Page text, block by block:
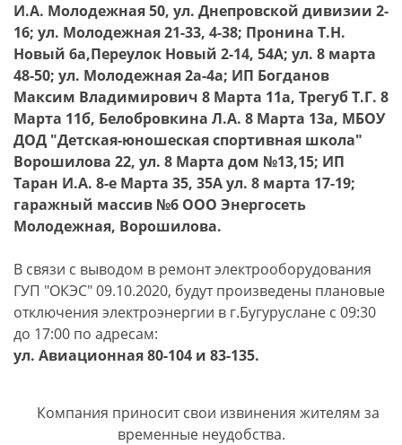
И.А. Молодежная 50, ул. Днепровской дивизии 2-
16; ул. Молодежная 21-33, 4-38; Пронина Т.Н.
Новый 6а,Переулок Новый 2-14, 54А; ул. 8 марта
48-50; ул. Молодежная 2а-4а; ИП Богданов
Максим Владимирович 8 Марта 11а, Трегуб Т.Г. 8
Марта 11б, Белобровкина Л.А. 8 Марта 13а, МБОУ
ДОД "Детская-юношеская спортивная школа"
Ворошилова 22, ул. 8 Марта дом №13,15; ИП
Таран И.А. 8-е Марта 35, 35А ул. 8 марта 17-19;
гаражный массив №6 ООО Энергосеть
Молодежная, Ворошилова.
В связи с выводом в ремонт электрооборудования
ГУП "ОКЭС" 09.10.2020, будут произведены плановые
отключения электроэнергии в г.Бугуруслане с 09:30
до 17:00 по адресам:
ул. Авиационная 80-104 и 83-135.
Компания приносит свои извинения жителям за
временные неудобства.